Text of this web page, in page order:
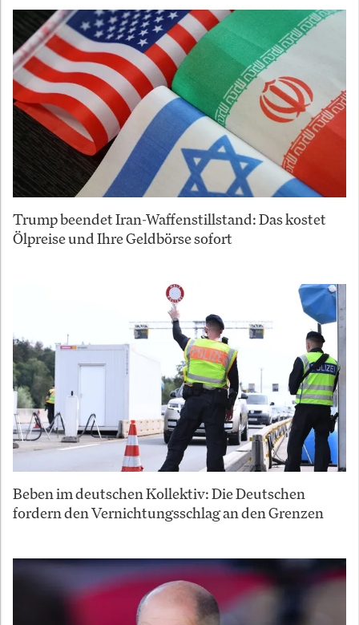
Trump beendet Iran-Waffenstillstand: Das kostet
Ölpreise und Ihre Geldbörse sofort
Beben im deutschen Kollektiv: Die Deutschen
fordern den Vernichtungsschlag an den Grenzen